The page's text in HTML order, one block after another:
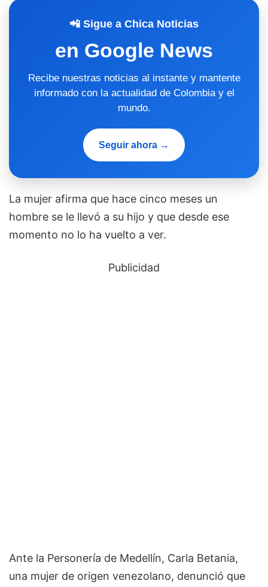
📲 Sigue a Chica Noticias
en Google News
Recibe nuestras noticias al instante y mantente
informado con la actualidad de Colombia y el
mundo.
Seguir ahora →
La mujer afirma que hace cinco meses un
hombre se le llevó a su hijo y que desde ese
momento no lo ha vuelto a ver.
Publicidad
Ante la Personería de Medellín, Carla Betania,
una mujer de origen venezolano, denunció que